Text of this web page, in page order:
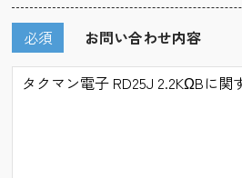
お問い合わせ内容
必須